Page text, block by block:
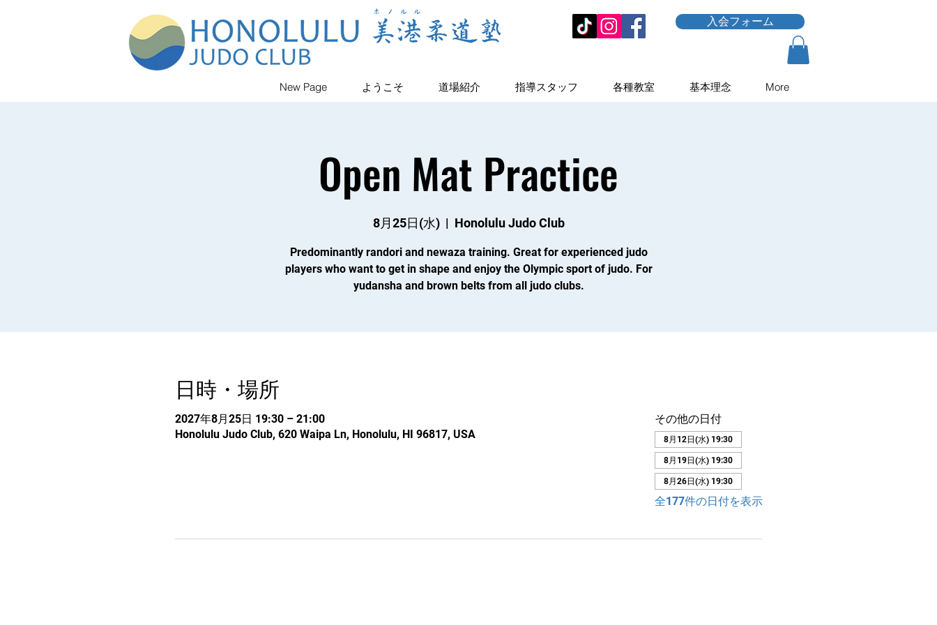
New Page ようこそ 道場紹介 指導スタッフ 各種教室 基本理念 More
入会フォーム
Open Mat Practice
8月25日(水)
  |
Honolulu Judo Club
Predominantly randori and newaza training. Great for experienced judo
players who want to get in shape and enjoy the Olympic sport of judo. For
yudansha and brown belts from all judo clubs.
日時・場所
2027年8月25日 19:30 – 21:00
Honolulu Judo Club, 620 Waipa Ln, Honolulu, HI 96817, USA
その他の日付
8月12日(水) 19:30
8月19日(水) 19:30
8月26日(水) 19:30
全177件の日付を表示